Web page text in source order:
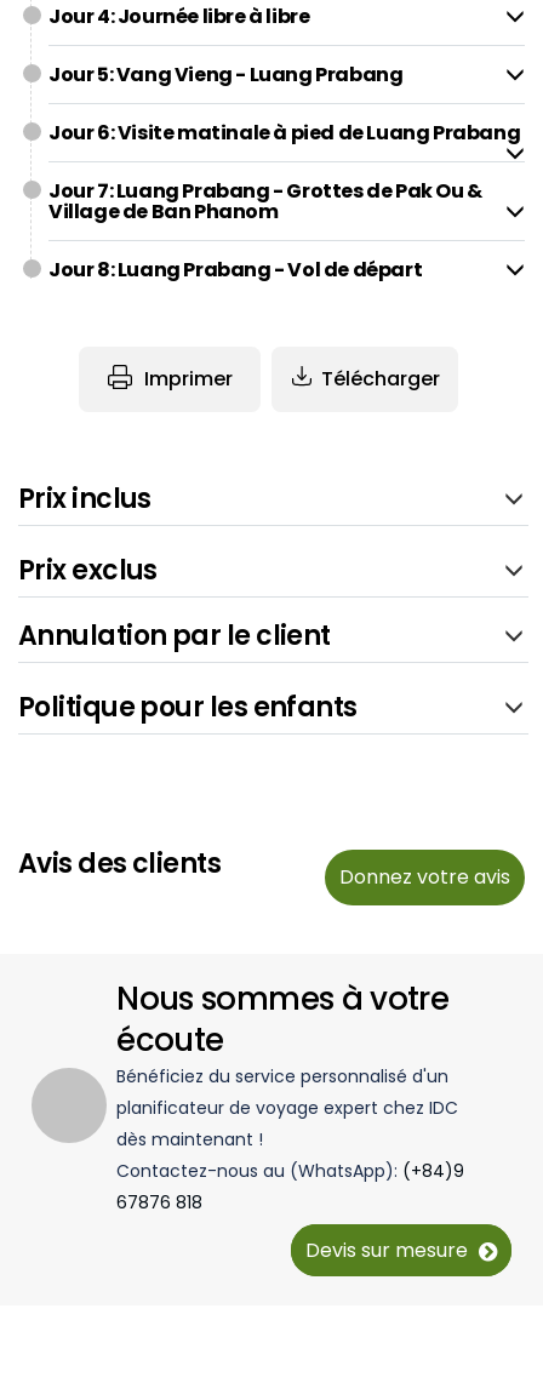
Jour 4: Journée libre à libre
Jour 5: Vang Vieng - Luang Prabang
Jour 6: Visite matinale à pied de Luang Prabang
Jour 7: Luang Prabang - Grottes de Pak Ou &
Village de Ban Phanom
Jour 8: Luang Prabang - Vol de départ
Imprimer Télécharger
Prix inclus
Prix exclus
Annulation par le client
Politique pour les enfants
Avis des clients Donnez votre avis
Nous sommes à votre
écoute
Bénéficiez du service personnalisé d'un
planificateur de voyage expert chez IDC
dès maintenant !
Contactez-nous au (WhatsApp): (+84)9
67876 818
Devis sur mesure